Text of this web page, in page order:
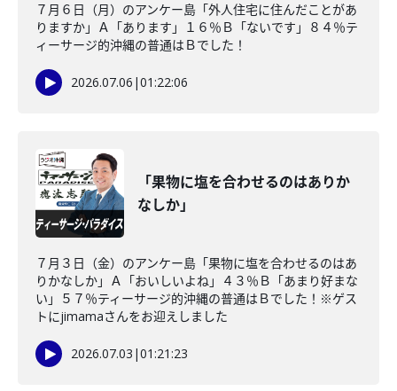
７月６日（月）のアンケー島「外人住宅に住んだことがあ
りますか」Ａ「あります」１６％Ｂ「ないです」８４％テ
ィーサージ的沖縄の普通はＢでした！
2026.07.06 |01:22:06
「果物に塩を合わせるのはありか
なしか」
７月３日（金）のアンケー島「果物に塩を合わせるのはあ
りかなしか」Ａ「おいしいよね」４３％Ｂ「あまり好まな
い」５７％ティーサージ的沖縄の普通はＢでした！※ゲス
トにjimamaさんをお迎えしました
2026.07.03 |01:21:23